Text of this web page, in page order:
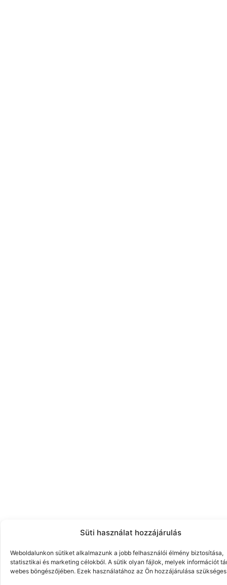
Süti használat hozzájárulás
Weboldalunkon sütiket alkalmazunk a jobb felhasználói élmény biztosítása,
statisztikai és marketing célokból. A sütik olyan fájlok, melyek információt
webes böngészőjében. Ezek használatához az Ön hozzájárulása szükséges